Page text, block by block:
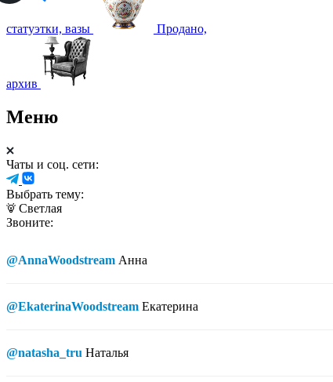
статуэтки, вазы Продано,
архив
Меню
Чаты и соц. сети:
Выбрать тему:
Светлая
Звоните:
@AnnaWoodstream Анна
@EkaterinaWoodstream Екатерина
@natasha_tru Наталья